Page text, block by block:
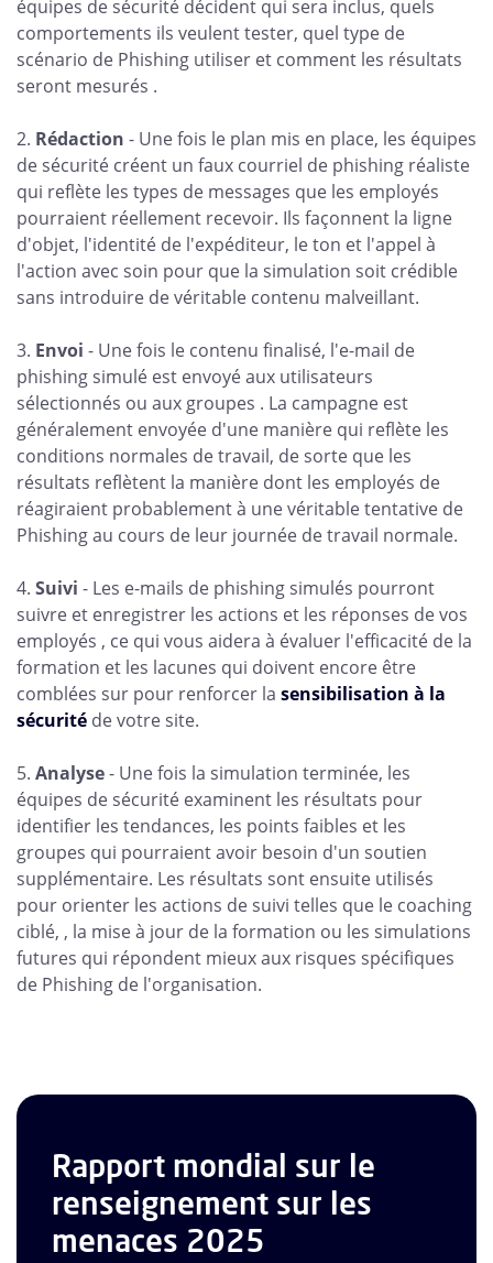
équipes de sécurité décident qui sera inclus, quels
comportements ils veulent tester, quel type de
scénario de Phishing utiliser et comment les résultats
seront mesurés .
2. Rédaction - Une fois le plan mis en place, les équipes
de sécurité créent un faux courriel de phishing réaliste
qui reflète les types de messages que les employés
pourraient réellement recevoir. Ils façonnent la ligne
d'objet, l'identité de l'expéditeur, le ton et l'appel à
l'action avec soin pour que la simulation soit crédible
sans introduire de véritable contenu malveillant.
3. Envoi - Une fois le contenu finalisé, l'e-mail de
phishing simulé est envoyé aux utilisateurs
sélectionnés ou aux groupes . La campagne est
généralement envoyée d'une manière qui reflète les
conditions normales de travail, de sorte que les
résultats reflètent la manière dont les employés de
réagiraient probablement à une véritable tentative de
Phishing au cours de leur journée de travail normale.
4. Suivi - Les e-mails de phishing simulés pourront
suivre et enregistrer les actions et les réponses de vos
employés , ce qui vous aidera à évaluer l'efficacité de la
formation et les lacunes qui doivent encore être
comblées sur pour renforcer la sensibilisation à la
sécurité de votre site.
5. Analyse- Une fois la simulation terminée, les
équipes de sécurité examinent les résultats pour
identifier les tendances, les points faibles et les
groupes qui pourraient avoir besoin d'un soutien
supplémentaire. Les résultats sont ensuite utilisés
pour orienter les actions de suivi telles que le coaching
ciblé, , la mise à jour de la formation ou les simulations
futures qui répondent mieux aux risques spécifiques
de Phishing de l'organisation.
Rapport mondial sur le
renseignement sur les
menaces 2025